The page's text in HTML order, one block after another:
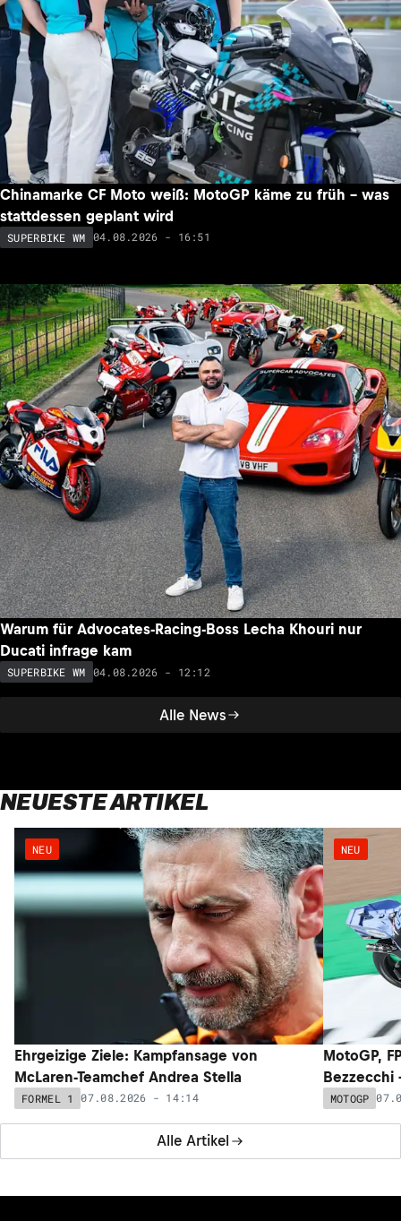
Alle News
Chinamarke CF Moto weiß: MotoGP käme zu früh – was
stattdessen geplant wird
SUPERBIKE WM 04.08.2026 - 16:51
Warum für Advocates-Racing-Boss Lecha Khouri nur
Ducati infrage kam
SUPERBIKE WM 04.08.2026 - 12:12
NEUESTE ARTIKEL
Alle Artikel
NEU
Ehrgeizige Ziele: Kampfansage von
McLaren-Teamchef Andrea Stella
FORMEL 1 07.08.2026 - 14:14
NEU
MotoGP,
Bezzecchi
MOTOGP